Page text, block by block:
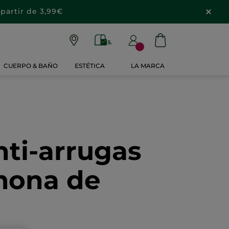
partir de 3,99€
CUERPO & BAÑO ESTÉTICA LA MARCA
arrugas
de